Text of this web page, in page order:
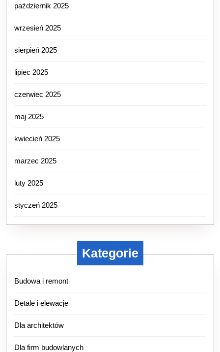
październik 2025
wrzesień 2025
sierpień 2025
lipiec 2025
czerwiec 2025
maj 2025
kwiecień 2025
marzec 2025
luty 2025
styczeń 2025
Kategorie
Budowa i remont
Detale i elewacje
Dla architektów
Dla firm budowlanych